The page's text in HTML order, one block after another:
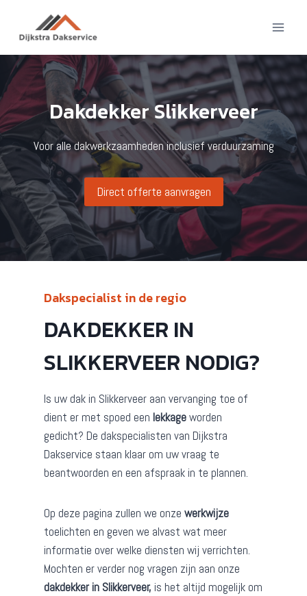
inhoud
Dakdekker Slikkerveer
Voor alle dakwerkzaamheden inclusief verduurzaming
Direct offerte aanvragen
Dakspecialist in de regio
DAKDEKKER IN
SLIKKERVEER NODIG?
Is uw dak in Slikkerveer aan vervanging toe of
dient er met spoed een lekkageworden
gedicht? De dakspecialisten van Dijkstra
Dakservice staan klaar om uw vraag te
beantwoorden en een afspraak in te plannen.
Op deze pagina zullen we onze werkwijze
toelichten en geven we alvast wat meer
informatie over welke diensten wij verrichten.
Mochten er verder nog vragen zijn aan onze
dakdekker in Slikkerveer, is het altijd mogelijk om